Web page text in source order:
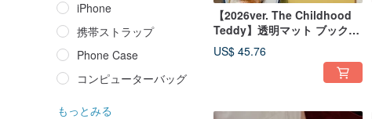
iPhone
携帯ストラップ
Phone Case
コンピューターバッグ
もっとみる
【2026ver. The Childhood
Teddy】透明マット ブックカ
バー型 iPad 保護ケース
US$ 45.76